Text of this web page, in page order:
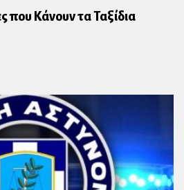
που Κάνουν τα Ταξίδια